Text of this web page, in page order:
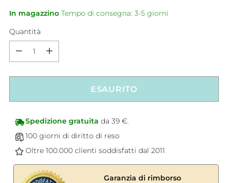
In magazzino Tempo di consegna: 3-5 giorni
Quantità
ESAURITO
Spedizione gratuita da 39 €.
100 giorni di diritto di reso
Oltre 100.000 clienti soddisfatti dal 2011
Garanzia di rimborso